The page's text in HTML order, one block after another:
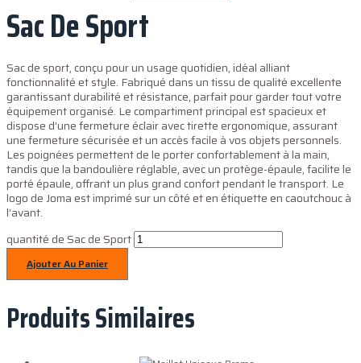
Sac De Sport
Sac de sport, conçu pour un usage quotidien, idéal alliant
fonctionnalité et style. Fabriqué dans un tissu de qualité excellente
garantissant durabilité et résistance, parfait pour garder tout votre
équipement organisé. Le compartiment principal est spacieux et
dispose d’une fermeture éclair avec tirette ergonomique, assurant
une fermeture sécurisée et un accès facile à vos objets personnels.
Les poignées permettent de le porter confortablement à la main,
tandis que la bandoulière réglable, avec un protège-épaule, facilite le
porté épaule, offrant un plus grand confort pendant le transport. Le
logo de Joma est imprimé sur un côté et en étiquette en caoutchouc à
l’avant.
quantité de Sac de Sport
Ajouter Au Panier
Produits Similaires